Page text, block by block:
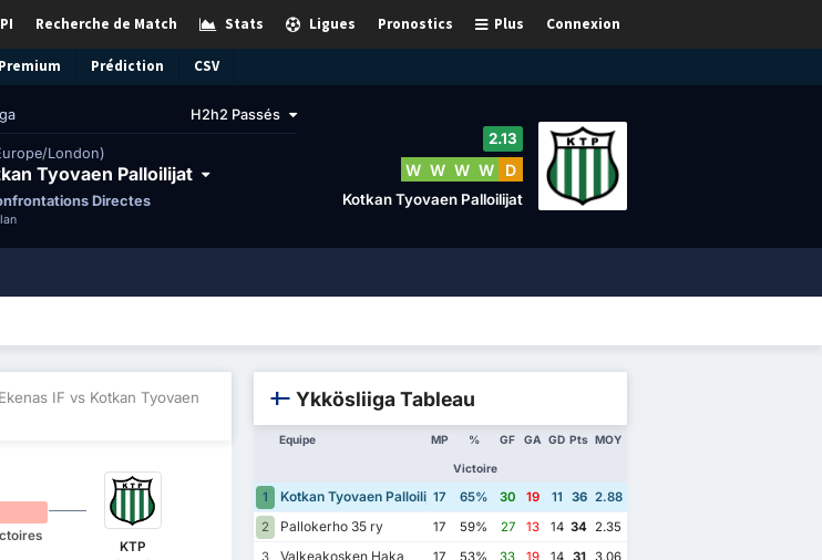
Connexion
Plus
Pronostics
Ligues
Stats
Recherche de Match
Premium Prédiction CSV
H2h2 Passés
London)
Tyovaen Palloilijat
Directes
2.13
W W W W D
Kotkan Tyovaen Palloilijat
IF vs Kotkan Tyovaen
KTP
Ykkösliiga Tableau
Equipe MP %
Victoire
GF GA GD Pts MOY
1 Kotkan Tyovaen Palloilijat
17 65% 30 19 11 36 2.88
2
Pallokerho 35 ry 17 59% 27 13 14 34 2.35
Valkeakosken Haka